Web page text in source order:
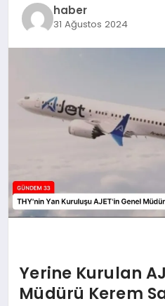
haber
31 Ağustos 2024
Yerine Kurulan
Müdürü Kerem